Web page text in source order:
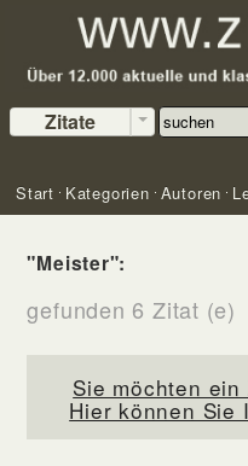
Zitate
Start Kategorien Autoren
"Meister":
gefunden 6 Zitat (e)
Sie möchten
Hier können Sie